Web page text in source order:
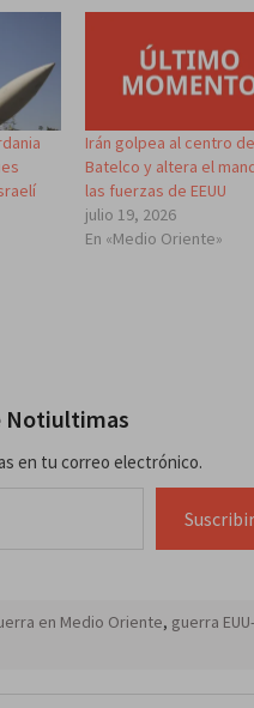
Irán golpea al centro
Batelco y altera el
las fuerzas de EEUU
julio 19, 2026
En «Medio Oriente»
Notiultimas
en tu correo electrónico.
en Medio Oriente, guerra EUU-